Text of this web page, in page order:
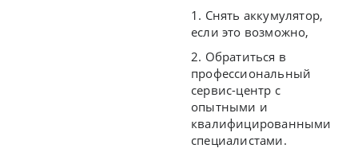
1. Снять аккумулятор,
если это возможно,
2. Обратиться в
профессиональный
сервис-центр с
опытными и
квалифицированными
специалистами.